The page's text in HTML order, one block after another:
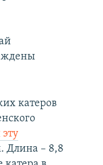
катеров
Длина – 8,8